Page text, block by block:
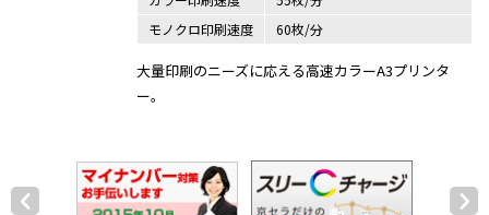
モノクロ印刷速度
60枚/分
大量印刷のニーズに応える高速カラーA3プリンタ
ー。